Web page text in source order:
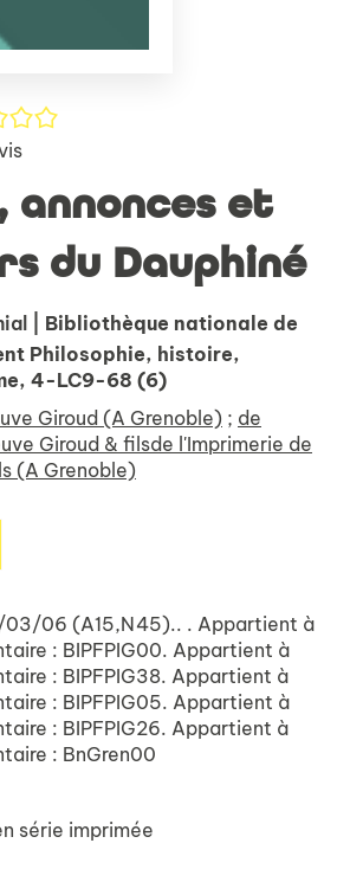
et
du Dauphiné
| Bibliothèque nationale de
Philosophie, histoire,
4-LC9-68 (6)
Giroud (A Grenoble) ; de
Giroud & filsde l'Imprimerie de
(A Grenoble)
03/06 (A15,N45).. . Appartient à
: BIPFPIG00. Appartient à
: BIPFPIG38. Appartient à
: BIPFPIG05. Appartient à
: BIPFPIG26. Appartient à
: BnGren00
série imprimée